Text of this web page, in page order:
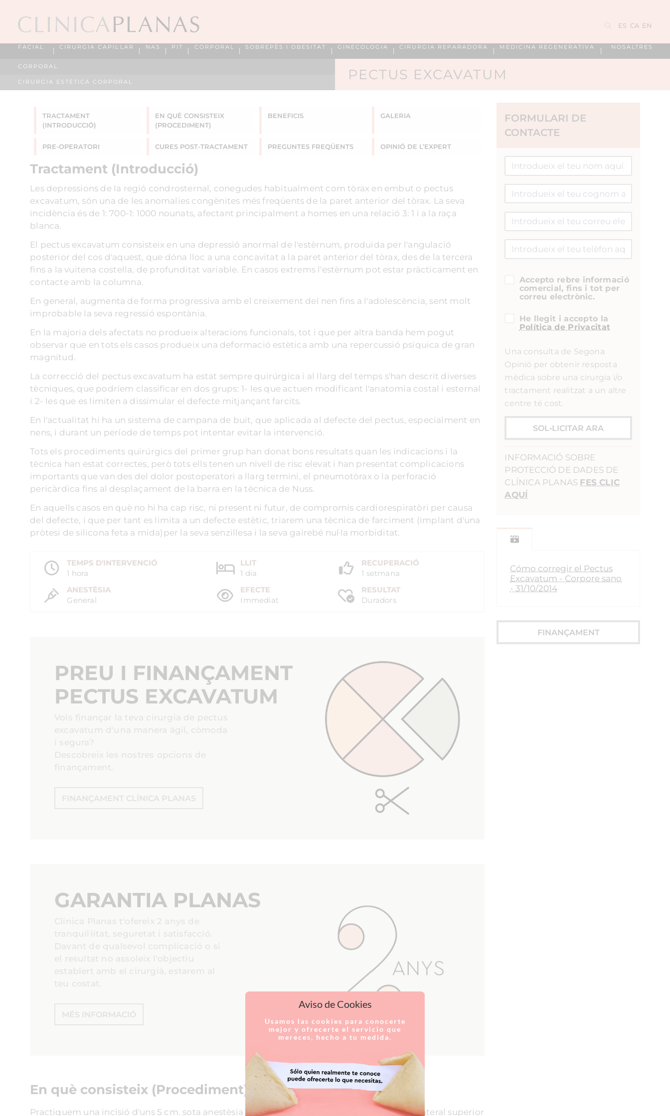
ES CA EN
FACIAL CIRURGIA CAPIL·LAR NAS PIT CORPORAL SOBREPÈS I OBESITAT GINECOLOGIA CIRURGIA REPARADORA MEDICINA REGENERATIVA NOSALTRES
CORPORAL
CIRURGIA ESTÈTICA CORPORAL PECTUS EXCAVATUM
TRACTAMENT
(INTRODUCCIÓ)
EN QUÈ CONSISTEIX
(PROCEDIMENT)
BENEFICIS GALERIA
PRE-OPERATORI CURES POST-TRACTAMENT PREGUNTES FREQÜENTS OPINIÓ DE L’EXPERT
Tractament (Introducció)
Les depressions de la regió condrosternal, conegudes habitualment com tòrax en embut o pectus
excavatum, són una de les anomalies congènites més freqüents de la paret anterior del tòrax. La seva
incidència és de 1: 700-1: 1000 nounats, afectant principalment a homes en una relació 3: 1 i a la raça
blanca.
El pectus excavatum consisteix en una depressió anormal de l'estèrnum, produïda per l'angulació
posterior del cos d'aquest, que dóna lloc a una concavitat a la paret anterior del tòrax, des de la tercera
fins a la vuitena costella, de profunditat variable. En casos extrems l'estèrnum pot estar pràcticament en
contacte amb la columna.
En general, augmenta de forma progressiva amb el creixement del nen fins a l'adolescència, sent molt
improbable la seva regressió espontània.
En la majoria dels afectats no produeix alteracions funcionals, tot i que per altra banda hem pogut
observar que en tots els casos produeix una deformació estètica amb una repercussió psíquica de gran
magnitud.
La correcció del pectus excavatum ha estat sempre quirúrgica i al llarg del temps s'han descrit diverses
tècniques, que podríem classificar en dos grups: 1- les que actuen modificant l'anatomia costal i esternal
i 2- les que es limiten a dissimular el defecte mitjançant farcits.
En l'actualitat hi ha un sistema de campana de buit, que aplicada al defecte del pectus, especialment en
nens, i durant un període de temps pot intentar evitar la intervenció.
Tots els procediments quirúrgics del primer grup han donat bons resultats quan les indicacions i la
tècnica han estat correctes, però tots ells tenen un nivell de risc elevat i han presentat complicacions
importants que van des del dolor postoperatori a llarg termini, el pneumotòrax o la perforació
pericàrdica fins al desplaçament de la barra en la tècnica de Nuss.
En aquells casos en què no hi ha cap risc, ni present ni futur, de compromís cardiorespiratòri per causa
del defecte, i que per tant es limita a un defecte estètic, triarem una tècnica de farciment (implant d'una
pròtesi de silicona feta a mida)per la seva senzillesa i la seva gairebé nul·la morbiditat.
TEMPS D'INTERVENCIÓ
1 hora
LLIT
1 dia
RECUPERACIÓ
1 setmana
ANESTÈSIA
General
EFECTE
Immediat
RESULTAT
Duradors
PREU I FINANÇAMENT
PECTUS EXCAVATUM
Vols finançar la teva cirurgia de pectus
excavatum d'una manera àgil, còmoda
i segura?
Descobreix les nostres opcions de
finançament.
FINANÇAMENT CLÍNICA PLANAS
GARANTIA PLANAS
Clínica Planas t'ofereix 2 anys de
tranquil·litat, seguretat i satisfacció.
Davant de qualsevol complicació o si
el resultat no assoleix l'objectiu
establert amb el cirurgià, estarem al
teu costat.
MÉS INFORMACIÓ
En què consisteix (Procediment)
Practiquem una incisió d'uns 5 cm. sota anestèsia general. Si es tracta d'un home, a la part lateral superior
FORMULARI DE
CONTACTE
Accepto rebre informació
comercial, fins i tot per
correu electrònic.
He llegit i accepto la
Política de Privacitat
Una consulta de Segona
Opinió per obtenir resposta
mèdica sobre una cirurgia i/o
tractament realitzat a un altre
centre té cost.
SOL•LICITAR ARA
INFORMACIÓ SOBRE
PROTECCIÓ DE DADES DE
CLÍNICA PLANAS FES CLIC
AQUÍ
Cómo corregir el Pectus
Excavatum - Corpore sano
- 31/10/2014
FINANÇAMENT
Aviso de Cookies
Usamos las cookies para conocerte
mejor y ofrecerte el servicio que
mereces, hecho a tu medida.